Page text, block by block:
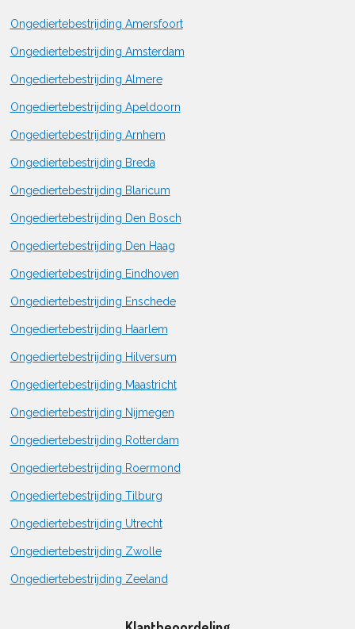
Ongediertebestrijding Amersfoort
Ongediertebestrijding Amsterdam
Ongediertebestrijding Almere
Ongediertebestrijding Apeldoorn
Ongediertebestrijding Arnhem
Ongediertebestrijding Breda
Ongediertebestrijding Blaricum
Ongediertebestrijding Den Bosch
Ongediertebestrijding Den Haag
Ongediertebestrijding Eindhoven
Ongediertebestrijding Enschede
Ongediertebestrijding Haarlem
Ongediertebestrijding Hilversum
Ongediertebestrijding Maastricht
Ongediertebestrijding Nijmegen
Ongediertebestrijding Rotterdam
Ongediertebestrijding Roermond
Ongediertebestrijding Tilburg
Ongediertebestrijding Utrecht
Ongediertebestrijding Zwolle
Ongediertebestrijding Zeeland